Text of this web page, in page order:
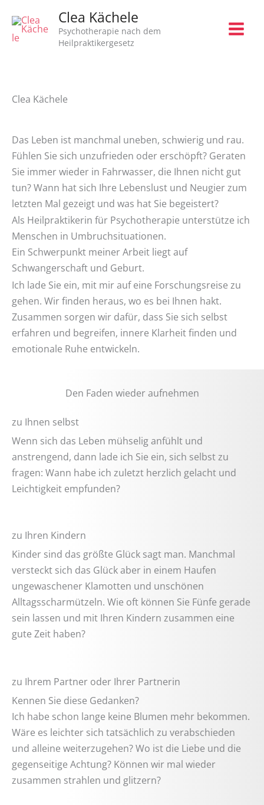
Inhalt
springen
Clea Kächele
Psychotherapie nach dem
Heilpraktikergesetz
Clea Kächele
Das Leben ist manchmal uneben, schwierig und rau.
Fühlen Sie sich unzufrieden oder erschöpft? Geraten
Sie immer wieder in Fahrwasser, die Ihnen nicht gut
tun? Wann hat sich Ihre Lebenslust und Neugier zum
letzten Mal gezeigt und was hat Sie begeistert?
Als Heilpraktikerin für Psychotherapie unterstütze ich
Menschen in Umbruchsituationen.
Ein Schwerpunkt meiner Arbeit liegt auf
Schwangerschaft und Geburt.
Ich lade Sie ein, mit mir auf eine Forschungsreise zu
gehen. Wir finden heraus, wo es bei Ihnen hakt.
Zusammen sorgen wir dafür, dass Sie sich selbst
erfahren und begreifen, innere Klarheit finden und
emotionale Ruhe entwickeln.
Den Faden wieder aufnehmen
zu Ihnen selbst
Wenn sich das Leben mühselig anfühlt und
anstrengend, dann lade ich Sie ein, sich selbst zu
fragen: Wann habe ich zuletzt herzlich gelacht und
Leichtigkeit empfunden?
zu Ihren Kindern
Kinder sind das größte Glück sagt man. Manchmal
versteckt sich das Glück aber in einem Haufen
ungewaschener Klamotten und unschönen
Alltagsscharmützeln. Wie oft können Sie Fünfe gerade
sein lassen und mit Ihren Kindern zusammen eine
gute Zeit haben?
zu Ihrem Partner oder Ihrer Partnerin
Kennen Sie diese Gedanken?
Ich habe schon lange keine Blumen mehr bekommen.
Wäre es leichter sich tatsächlich zu verabschieden
und alleine weiterzugehen? Wo ist die Liebe und die
gegenseitige Achtung? Können wir mal wieder
zusammen strahlen und glitzern?